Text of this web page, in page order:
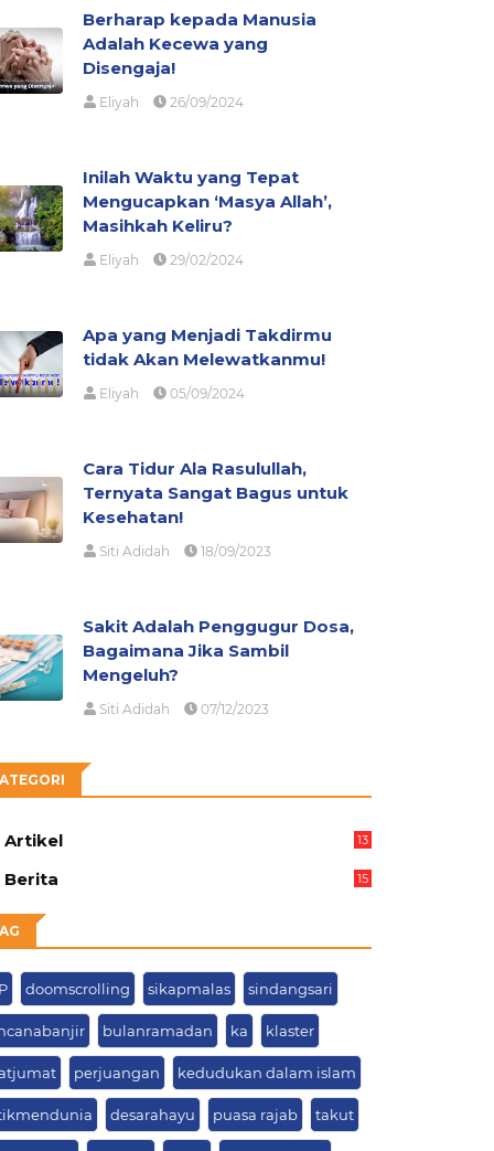
Berharap kepada Manusia
Adalah Kecewa yang
Disengaja!
Eliyah 26/09/2024
Inilah Waktu yang Tepat
Mengucapkan ‘Masya Allah’,
Masihkah Keliru?
Eliyah 29/02/2024
Apa yang Menjadi Takdirmu
tidak Akan Melewatkanmu!
Eliyah 05/09/2024
Cara Tidur Ala Rasulullah,
Ternyata Sangat Bagus untuk
Kesehatan!
Siti Adidah 18/09/2023
Sakit Adalah Penggugur Dosa,
Bagaimana Jika Sambil
Mengeluh?
Siti Adidah 07/12/2023
Artikel
13
Berita
15
doomscrolling sikapmalas sindangsari
bulanramadan ka klaster
perjuangan kedudukan dalam islam
desarahayu puasa rajab takut